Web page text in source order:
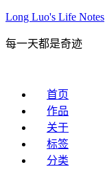
Long Luo's Life Notes
每一天都是奇迹
首页
作品
关于
标签
分类